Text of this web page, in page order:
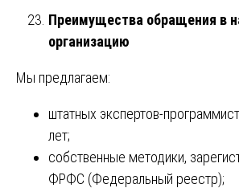
Преимущества обращения в
организацию
Мы предлагаем:
штатных экспертов-
лет;
собственные методики,
ФРФС (Федеральный реестр);